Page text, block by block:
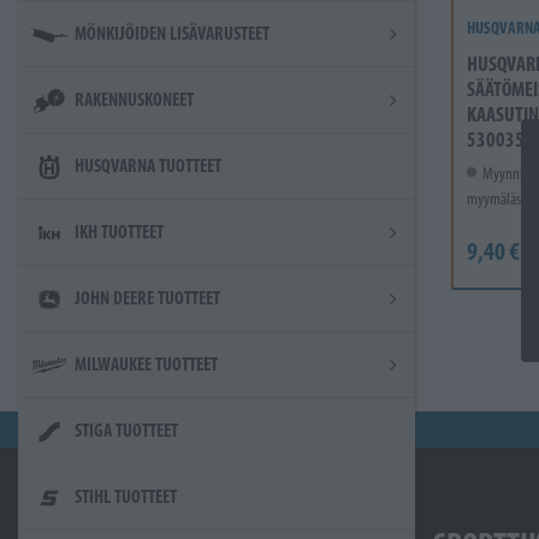
MÖNKIJÖIDEN LISÄVARUSTEET
RAKENNUSKONEET
HUSQVARNA TUOTTEET
IKH TUOTTEET
JOHN DEERE TUOTTEET
MILWAUKEE TUOTTEET
STIGA TUOTTEET
STIHL TUOTTEET
HUSQVARNA
KAASUTIN
5300355-
Myynnissä
myymälässä.
9,40 €